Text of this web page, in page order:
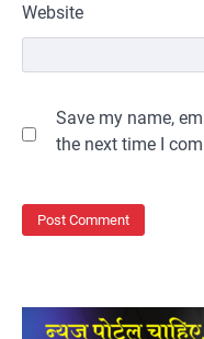
Website
Save my name,
the next time I